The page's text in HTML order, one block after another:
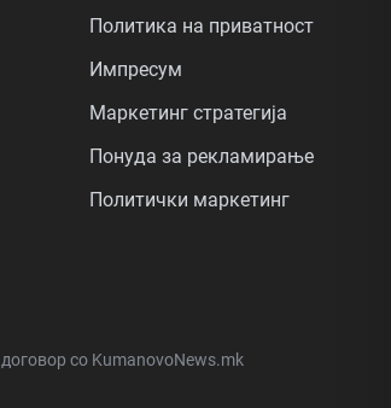
Политика на приватност
Импресум
Маркетинг стратегија
Понуда за рекламирање
Политички маркетинг
со KumanovoNews.mk